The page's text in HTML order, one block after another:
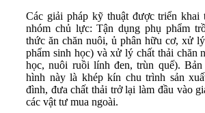
Các giải pháp kỹ thuật được triển khai
nhóm chủ lực: Tận dụng phụ phẩm
thức ăn chăn nuôi, ủ phân hữu cơ, xử
phẩm sinh học) và xử lý chất thải chăn
học, nuôi ruồi lính đen, trùn quế). Bản
hình này là khép kín chu trình sản
đình, đưa chất thải trở lại làm đầu vào
các vật tư mua ngoài.